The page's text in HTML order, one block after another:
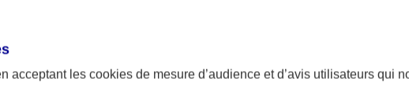
acceptant les cookies de mesure d’audience et d’avis utilisateurs qui